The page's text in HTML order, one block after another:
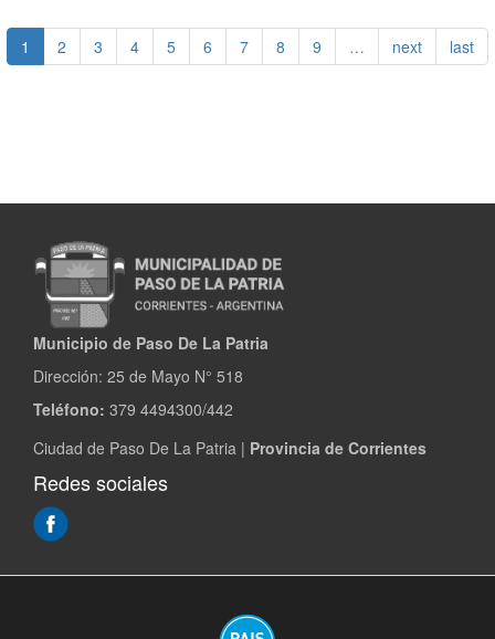
el
Barrio
y
1 2 3 4 5 6 7 8 9 … next last
Municipio de Paso De La Patria
Dirección: 25 de Mayo N° 518
Teléfono: 379 4494300/442
Ciudad de Paso De La Patria | Provincia de Corrientes
Redes sociales